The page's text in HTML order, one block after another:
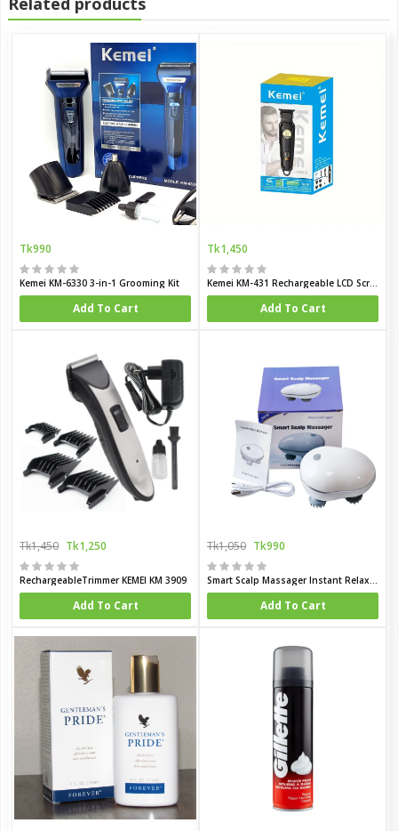
Tk990
Kemei KM-6330 3-in-1 Grooming Kit
Add To Cart
Tk1,450
Kemei KM-431 Rechargeable LCD Screen Hair Trimmer for Men
Add To Cart
Tk1,450 Tk1,250
RechargeableTrimmer KEMEI KM 3909
Add To Cart
Tk1,050 Tk990
Smart Scalp Massager Instant Relaxation Healthy Hair
Add To Cart